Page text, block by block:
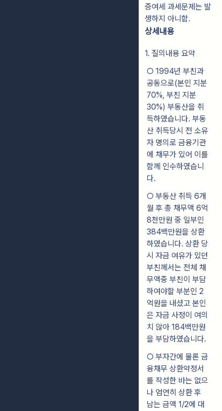
증여세 과세문제는 발
생하지 아니함.
상세내용
1. 질의내용 요약
○ 1994년 부친과
공동으로(본인 지분
70%, 부친 지분
30%) 부동산을 취
득하였습니다. 부동
산 취득당시 전 소유
자 명의로 금융기관
에 채무가 있어 이를
함께 인수하였습니
다.
○ 부동산 취득 6개
월 후 총 채무액 6억
8천만원 중 일부인
384백만원을 상환
하였습니다. 상환 당
시 자금 여유가 있던
부친께서는 전체 채
무액중 부친이 부담
하여야할 부분인 2
억원을 내셨고 본인
은 자금 사정이 여의
치 않아 184백만원
을 부담하였습니다.
○ 부자간에 물론 금
융채무 상환약정서
를 작성한 바는 없으
나 엄연히 상환 후
남는 금액 1/2에 대